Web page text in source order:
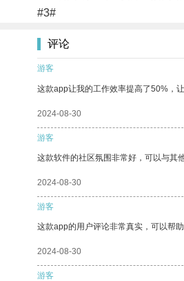
#3#
评论
游客
这款app让我的工作效率提高了50%，
2024-08-30
游客
这款软件的社区氛围非常好，可以与其
2024-08-30
游客
这款app的用户评论非常真实，可以帮助
2024-08-30
游客